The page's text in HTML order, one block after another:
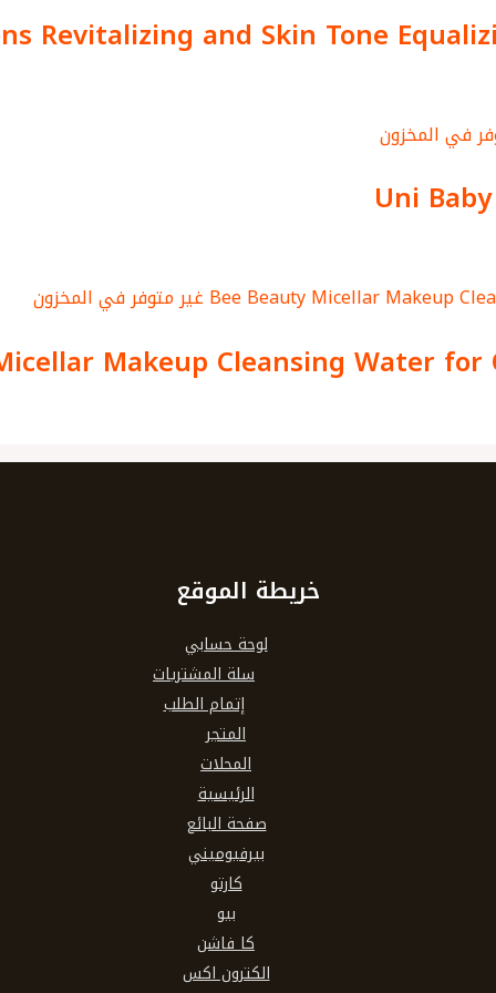
Revitalizing and Skin Tone
في المخزون
Uni
غير متوفر في المخزون
Makeup Cleansing Water
خريطة الموقع
لوحة حسابي
سلة المشتريات
إتمام الطلب
المتجر
المحلات
الرئيسية
صفحة البائع
بيرفيوميني
كارتو
بيو
كا فاشن
الكترون اكس